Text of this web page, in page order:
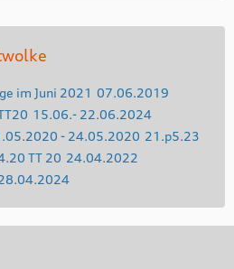
im Juni 2021 07.06.2019
15.06.- 22.06.2024
- 24.05.2020 21.p5.23
TT 20 24.04.2022